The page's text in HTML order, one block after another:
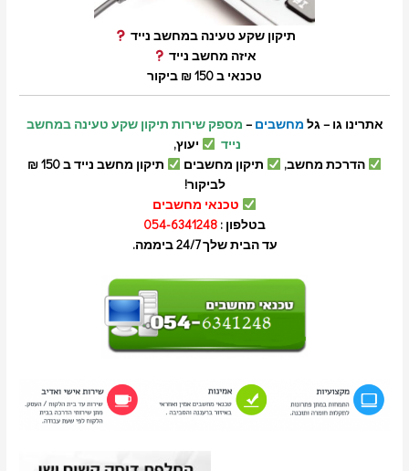
תיקון שקע טעינה במחשב נייד
איזה מחשב נייד
טכנאי ב 150 ₪ ביקור
אתרינו גו – גל מחשבים – מספק שירות תיקון שקע טעינה במחשב
נייד
יעוץ,
הדרכת מחשב,
תיקון מחשבים
תיקון מחשב נייד ב 150 ₪
לביקור!
טכנאי מחשבים
בטלפון :054-6341248
עד הבית שלך 24/7 ביממה.